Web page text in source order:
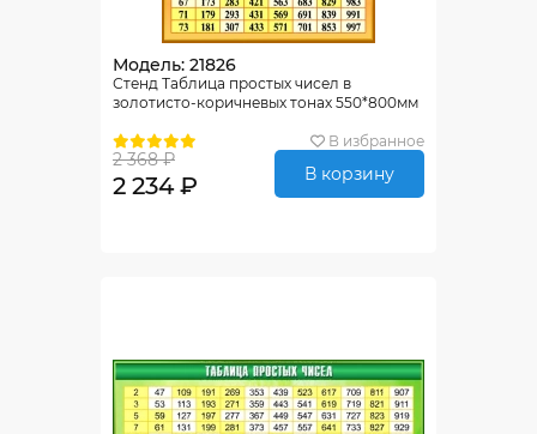
Модель: 21826
Стенд Таблица простых чисел в
золотисто-коричневых тонах 550*800мм
В избранное
2 368 ₽
2 234 ₽ В корзину